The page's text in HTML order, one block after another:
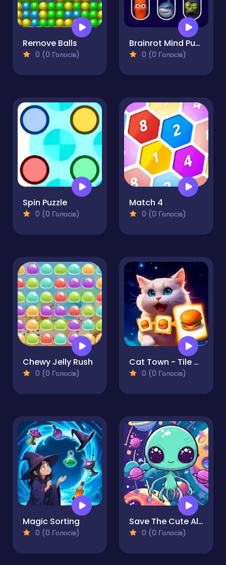
Remove Balls
0 (0 Голосів)
Brainrot Mind Puzzle Sort Challenge
0 (0 Голосів)
Spin Puzzle
0 (0 Голосів)
Match 4
0 (0 Голосів)
Chewy Jelly Rush
0 (0 Голосів)
Cat Town - Tile Match Puzzle
0 (0 Голосів)
Magic Sorting
0 (0 Голосів)
Save The Cute Aliens
0 (0 Голосів)